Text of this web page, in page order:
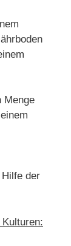
Menge
der